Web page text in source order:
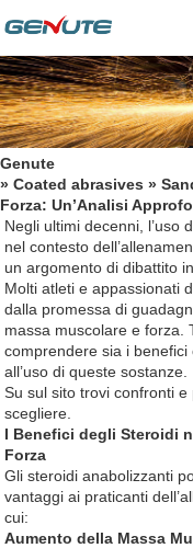
Genute
» Coated abrasives »
Forza: Un’Analisi
Negli ultimi decenni, l’uso
nel contesto
un argomento di dibattito
Molti atleti e appassionati
dalla promessa di
massa muscolare e forza.
comprendere sia i benefici
all’uso di queste sostanze.
Susul sito trovi confronti e
scegliere.
I Benefici degli Steroidi
Forza
Gli steroidi anabolizzanti
vantaggi ai praticanti
cui:
Aumento della Massa